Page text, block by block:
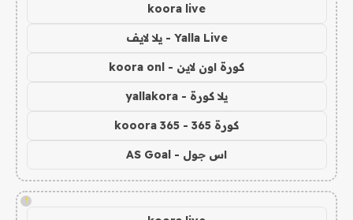
koora live
Yalla Live - يلا لايف
كورة اون لاين - koora onl
يلا كورة - yallakora
كورة 365 - kooora 365
اس جول - AS Goal
!